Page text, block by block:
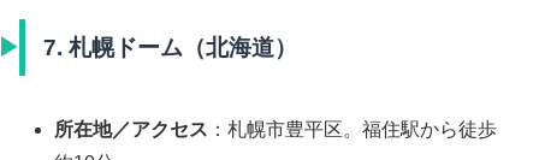
7. 札幌ドーム（北海道）
所在地／アクセス ：札幌市豊平区。福住駅から徒歩